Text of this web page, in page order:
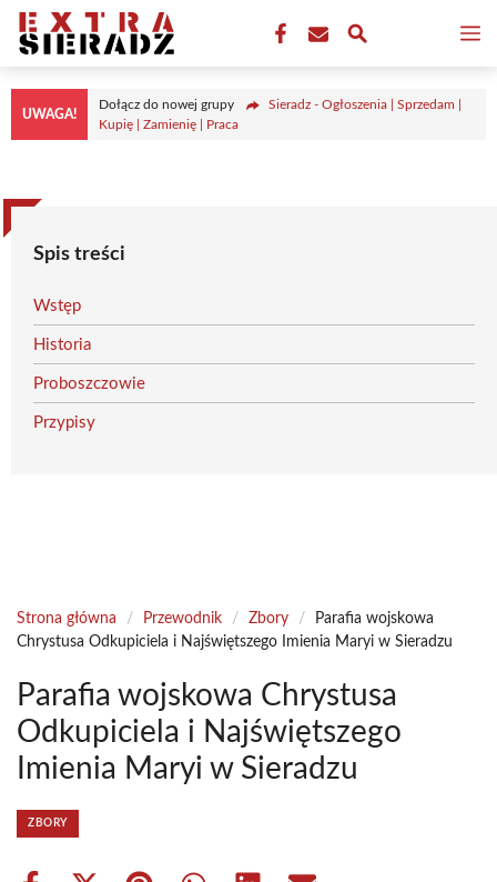
Przejdź
treści
UWAGA!
Dołącz do nowej grupy
Sieradz - Ogłoszenia | Sprzedam |
Kupię | Zamienię | Praca
Spis treści
Wstęp
Historia
Proboszczowie
Przypisy
Strona główna / Przewodnik / Zbory /
Parafia wojskowa
Chrystusa Odkupiciela i Najświętszego Imienia Maryi w Sieradzu
Parafia wojskowa Chrystusa
Odkupiciela i Najświętszego
Imienia Maryi w Sieradzu
ZBORY